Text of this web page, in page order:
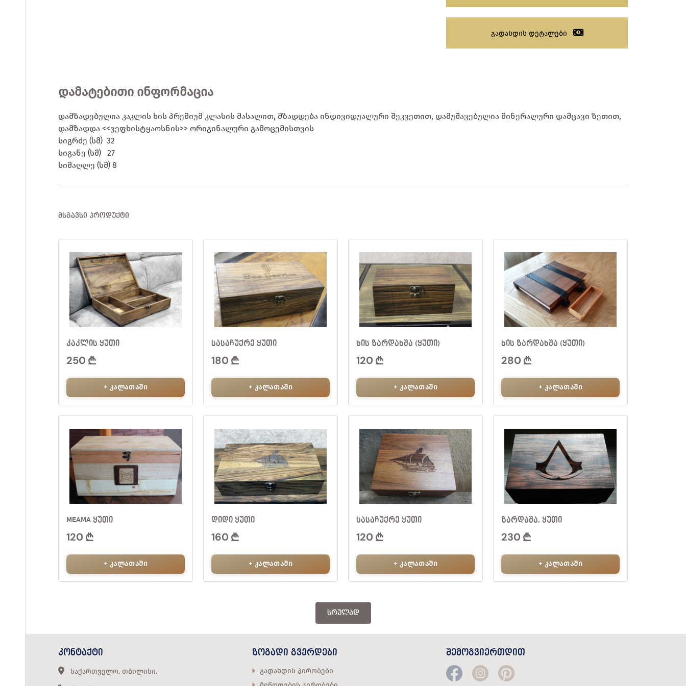
გადახდის დეტალები
დამატებითი ინფორმაცია
დამზადებულია კაკლის ხის პრემიუმ კლასის მასალით, მზადდება ინდივიდუალური შეკვეთით, დამუშავებულია მინერალური დამცავი ზეთით,
დამზადდა <<ვეფხისტყაოსნის>> ორიგინალური გამოცემისთვის
სიგრძე (სმ) 32
სიგანე (სმ) 27
სიმაღლე (სმ) 8
ᲛᲡᲒᲐᲕᲡᲘ ᲞᲠᲝᲓᲣᲥᲢᲘ
ᲙᲐᲙᲚᲘᲡ ᲧᲣᲗᲘ
250
+ კალათაში
ᲡᲐᲡᲐᲩᲣᲥᲠᲔ ᲧᲣᲗᲘ
180
+ კალათაში
ᲮᲘᲡ ᲖᲐᲠᲓᲐᲮᲨᲐ (ᲧᲣᲗᲘ)
120
+ კალათაში
ᲮᲘᲡ ᲖᲐᲠᲓᲐᲮᲨᲐ (ᲧᲣᲗᲘ)
280
+ კალათაში
MEAMA ᲧᲣᲗᲘ
120
+ კალათაში
ᲓᲘᲓᲘ ᲧᲣᲗᲘ
160
+ კალათაში
ᲡᲐᲡᲐᲩᲣᲥᲠᲔ ᲧᲣᲗᲘ
120
+ კალათაში
ᲖᲐᲠᲓᲐᲨᲐ, ᲧᲣᲗᲘ
230
+ კალათაში
ᲡᲠᲣᲚᲐᲓ
ᲙᲝᲜᲢᲐᲥᲢᲘ
საქართველო. თბილისი.
ᲖᲝᲒᲐᲓᲘ ᲒᲕᲔᲠᲓᲔᲑᲘ
გადახდის პირობები
ᲨᲔᲛᲝᲒᲕᲘᲔᲠᲗᲓᲘᲗ